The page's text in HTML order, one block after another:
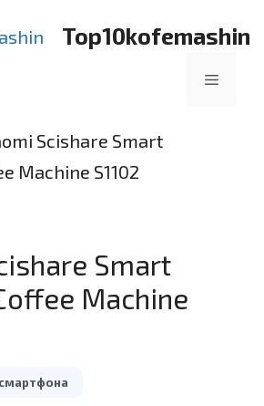
Top10kofemashin
Меню
Scishare Smart
Machine S1102
Smart
Machine